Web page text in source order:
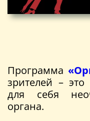
Программа
зрителей –
для себя
органа.